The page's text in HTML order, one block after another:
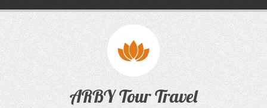
ARBY Tour Travel